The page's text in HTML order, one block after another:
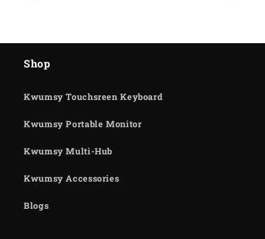
Shop
Kwumsy Touchsreen Keyboard
Kwumsy Portable Monitor
Kwumsy Multi-Hub
Kwumsy Accessories
Blogs